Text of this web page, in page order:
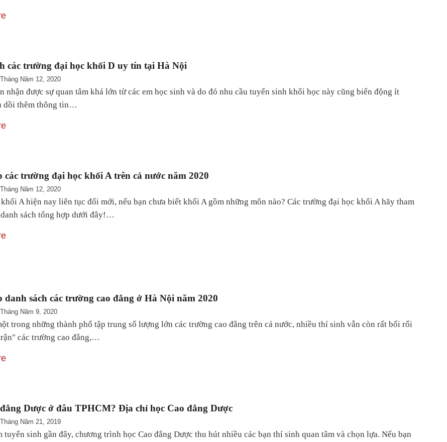
các trường đại học khối D uy tín tại Hà Nội
Tháng Năm 12, 2020
nhận được sự quan tâm khá lớn từ các em học sinh và do đó nhu cầu tuyển sinh khối học này cũng biến động ít
dồi thêm thông tin…
các trường đại học khối A trên cả nước năm 2020
Tháng Năm 12, 2020
A hiện nay liên tục đổi mới, nếu bạn chưa biết khối A gồm những môn nào? Các trường đại học khối A hãy tham
sách tổng hợp dưới đây!…
danh sách các trường cao đẳng ở Hà Nội năm 2020
Tháng Năm 9, 2020
trong những thành phố tập trung số lượng lớn các trường cao đẳng trên cả nước, nhiều thí sinh vẫn còn rất bối rối
các trường cao đẳng,…
Dược ở đâu TPHCM? Địa chỉ học Cao đẳng Dược
Tháng Năm 21, 2019
tuyển sinh gần đây, chương trình học Cao đẳng Dược thu hút nhiều các bạn thí sinh quan tâm và chọn lựa. Nếu bạn